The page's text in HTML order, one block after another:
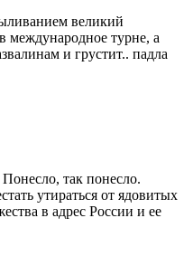
великий
международное турне, а
и грустит.. падла
так понесло.
утираться от ядовитых
в адрес России и ее